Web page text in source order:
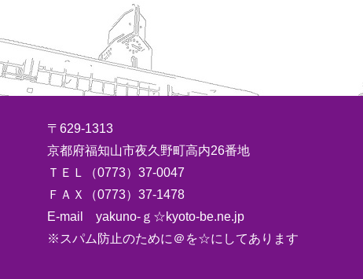
〒629-1313
京都府福知山市夜久野町高内26番地
ＴＥＬ（0773）37-0047
ＦＡＸ（0773）37-1478
E-mail yakuno-ｇ☆kyoto-be.ne.jp
※スパム防止のために＠を☆にしてあります